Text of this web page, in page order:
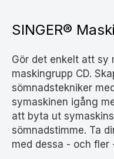
SINGER®
Gör det enkelt att sy
maskingrupp CD.
sömnadstekniker
symaskinen igång
att byta ut
sömnadstimme. Ta
med dessa - och fler